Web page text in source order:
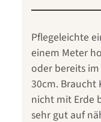
Pflegeleichte
einem Meter
oder bereits
30cm. Braucht
nicht mit Erde
sehr gut auf